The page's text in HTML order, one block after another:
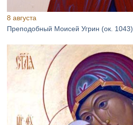
8 августа
Преподобный Моисей Угрин (ок. 1043)